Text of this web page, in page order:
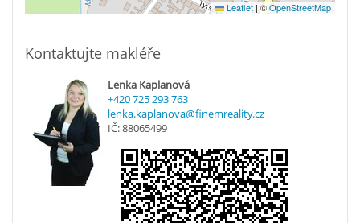
Leaflet |©OpenStreetMap
Kontaktujte makléře
Lenka Kaplanová
+420 725 293 763
lenka.kaplanova@finemreality.cz
IČ: 88065499